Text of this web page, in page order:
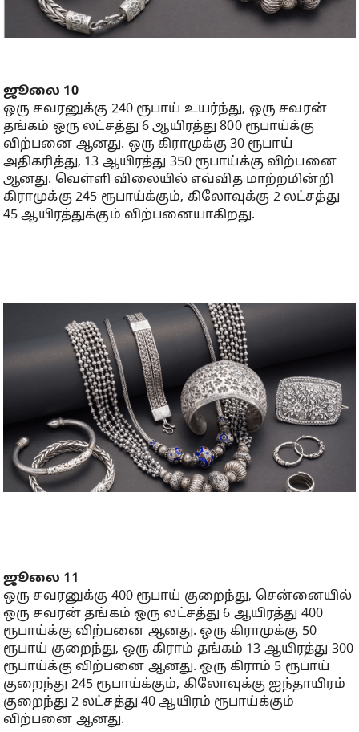
ஜூலை 10
ஒரு சவரனுக்கு 240 ரூபாய் உயர்ந்து, ஒரு சவரன்
தங்கம் ஒரு லட்சத்து 6 ஆயிரத்து 800 ரூபாய்க்கு
விற்பனை ஆனது. ஒரு கிராமுக்கு 30 ரூபாய்
அதிகரித்து, 13 ஆயிரத்து 350 ரூபாய்க்கு விற்பனை
ஆனது. வெள்ளி விலையில் எவ்வித மாற்றமின்றி
கிராமுக்கு 245 ரூபாய்க்கும், கிலோவுக்கு 2 லட்சத்து
45 ஆயிரத்துக்கும் விற்பனையாகிறது.
ஜூலை 11
ஒரு சவரனுக்கு 400 ரூபாய் குறைந்து, சென்னையில்
ஒரு சவரன் தங்கம் ஒரு லட்சத்து 6 ஆயிரத்து 400
ரூபாய்க்கு விற்பனை ஆனது. ஒரு கிராமுக்கு 50
ரூபாய் குறைந்து, ஒரு கிராம் தங்கம் 13 ஆயிரத்து 300
ரூபாய்க்கு விற்பனை ஆனது. ஒரு கிராம் 5 ரூபாய்
குறைந்து 245 ரூபாய்க்கும், கிலோவுக்கு ஐந்தாயிரம்
குறைந்து 2 லட்சத்து 40 ஆயிரம் ரூபாய்க்கும்
விற்பனை ஆனது.